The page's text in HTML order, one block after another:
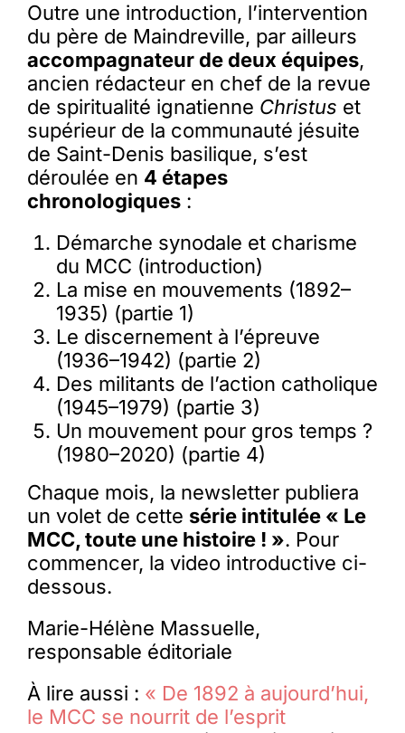
Outre une introduction, l’intervention
du père de Maindreville, par ailleurs
accompagnateur de deux équipes,
ancien rédacteur en chef de la revue
de spiritualité ignatienne Christus et
supérieur de la communauté jésuite
de Saint-Denis basilique, s’est
déroulée en 4 étapes
chronologiques:
Démarche synodale et charisme
du MCC (introduction)
La mise en mouvements (1892–
1935) (partie 1)
Le discernement à l’épreuve
(1936–1942) (partie 2)
Des militants de l’action catholique
(1945–1979) (partie 3)
Un mouvement pour gros temps ?
(1980–2020) (partie 4)
Chaque mois, la newsletter publiera
un volet de cette série intitulée « Le
MCC, toute une histoire ! ». Pour
commencer, la video introductive ci-
dessous.
Marie-Hélène Massuelle,
responsable éditoriale
À lire aussi : « De 1892 à aujourd’hui,
le MCC se nourrit de l’esprit